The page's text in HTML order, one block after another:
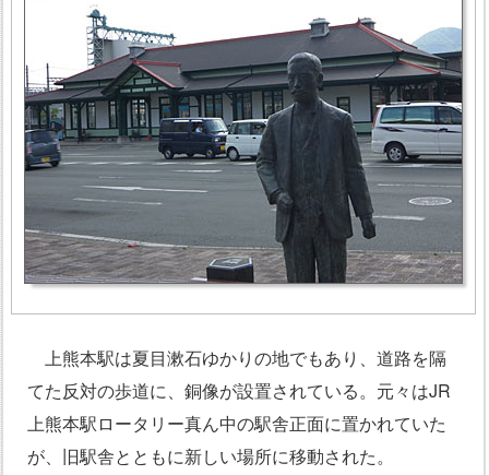
上熊本駅は夏目漱石ゆかりの地でもあり、道路を隔
てた反対の歩道に、銅像が設置されている。元々はJR
上熊本駅ロータリー真ん中の駅舎正面に置かれていた
が、旧駅舎とともに新しい場所に移動された。